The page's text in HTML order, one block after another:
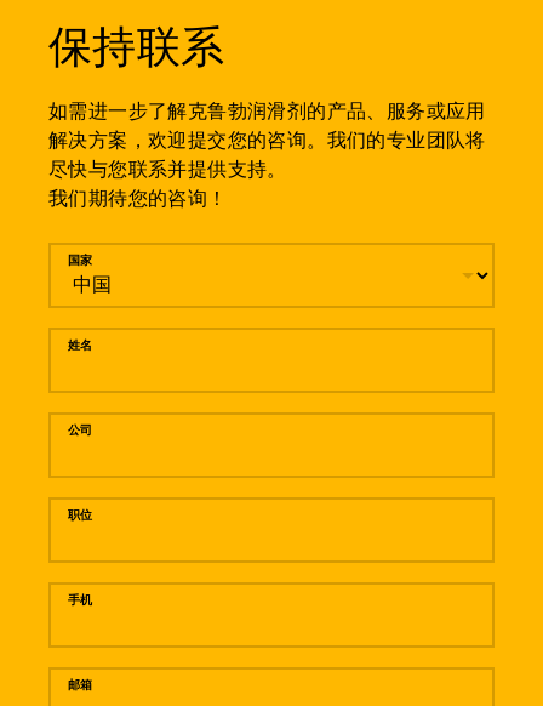
保持联系
如需进一步了解克鲁勃润滑剂的产品、服务或应用
解决方案，欢迎提交您的咨询。我们的专业团队将
尽快与您联系并提供支持。
我们期待您的咨询！
留言
国家
姓名
公司
职位
手机
邮箱